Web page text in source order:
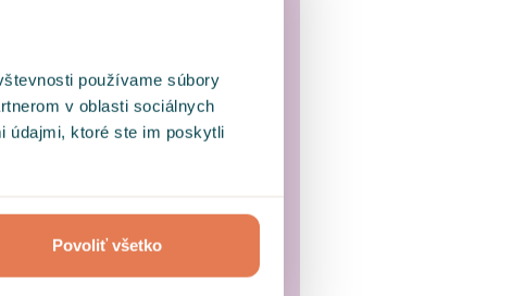
používame súbory
v oblasti sociálnych
údajmi, ktoré ste im poskytli
Povoliť všetko
Test na typ citovej
väzby